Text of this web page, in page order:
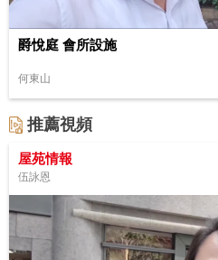
爵悅庭 會所設施
何東山
推薦視頻
屋苑情報
伍詠恩